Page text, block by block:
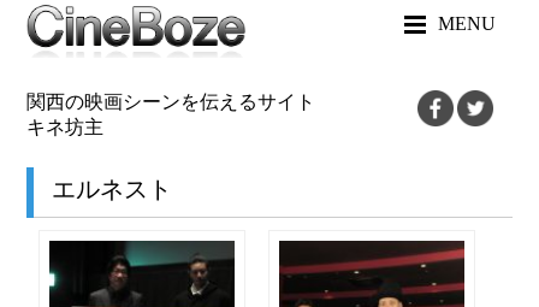
MENU
関西の映画シーンを伝えるサイト
キネ坊主
エルネスト